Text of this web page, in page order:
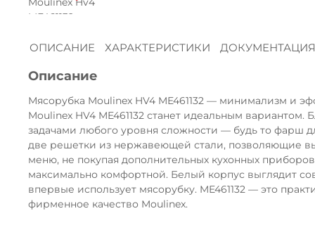
ОПИСАНИЕ ХАРАКТЕРИСТИКИ ДОКУМЕНТАЦИЯ
Описание
Мясорубка Moulinex HV4 ME461132 — минимализм и
Moulinex HV4 ME461132 станет идеальным
задачами любого уровня сложности — будь то фарш
две решетки из нержавеющей стали, позволяющие
меню, не покупая дополнительных кухонных
максимально комфортной. Белый корпус выглядит
впервые использует мясорубку. ME461132 — это
фирменное качество Moulinex.